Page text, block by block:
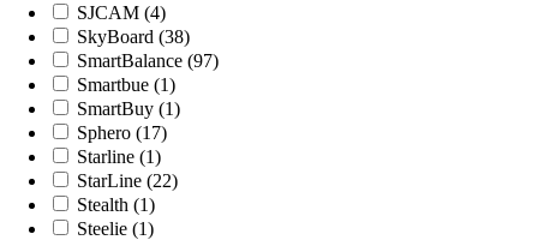
SJCAM (4)
SkyBoard (38)
SmartBalance (97)
Smartbue (1)
SmartBuy (1)
Sphero (17)
Starline (1)
StarLine (22)
Stealth (1)
Steelie (1)